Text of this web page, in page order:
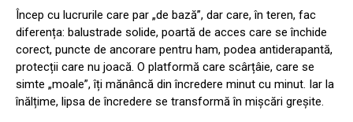
Încep cu lucrurile care par „de bază”, dar care, în teren, fac
diferența: balustrade solide, poartă de acces care se închide
corect, puncte de ancorare pentru ham, podea antiderapantă,
protecții care nu joacă. O platformă care scârțâie, care se
simte „moale”, îți mănâncă din încredere minut cu minut. Iar la
înălțime, lipsa de încredere se transformă în mișcări greșite.